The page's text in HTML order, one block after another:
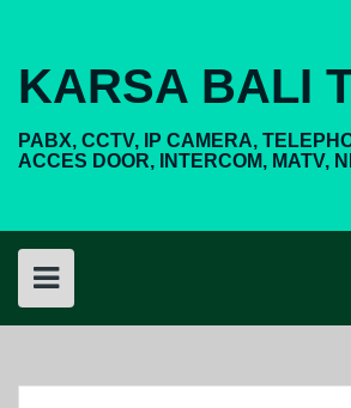
KARSA BALI
PABX, CCTV, IP CAMERA,
ACCES DOOR, INTERCOM, MATV,